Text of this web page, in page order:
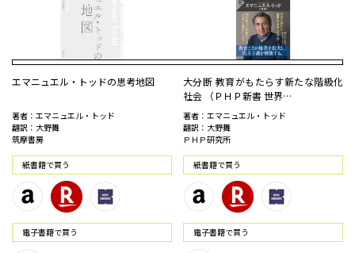
エマニュエル・トッドの思考地図
著者：エマニュエル・トッド
翻訳：大野舞
筑摩書房
紙書籍で買う
電⼦書籍で買う
大分断 教育がもたらす新たな階級化
社会 （ＰＨＰ新書 世界…
著者：エマニュエル・トッド
翻訳：大野舞
ＰＨＰ研究所
紙書籍で買う
電⼦書籍で買う